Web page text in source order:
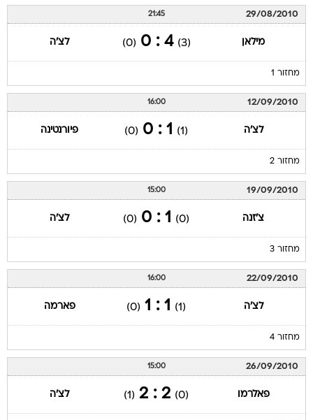
29/08/2010
21:45
מילאן (3)
4 : 0
(0) לצ'ה
מחזור 1
12/09/2010
16:00
לצ'ה (1)
1 : 0
(0) פיורנטינה
מחזור 2
19/09/2010
15:00
צ'זנה (0)
1 : 0
(0) לצ'ה
מחזור 3
22/09/2010
16:00
לצ'ה (1)
1 : 1
(0) פארמה
מחזור 4
26/09/2010
15:00
פאלרמו (0)
2 : 2
(1) לצ'ה